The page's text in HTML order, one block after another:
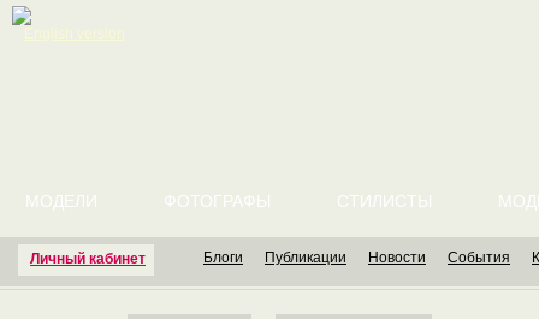
Личный кабинет
МОДЕЛИ ФОТОГРАФЫ СТИЛИСТЫ
Блоги Публикации Новости События